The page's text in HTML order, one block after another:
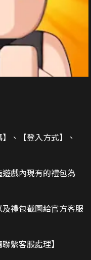
、【登入方式】、
遊戲內現有的禮包為
及禮包截圖給官方客服
繫客服處理】